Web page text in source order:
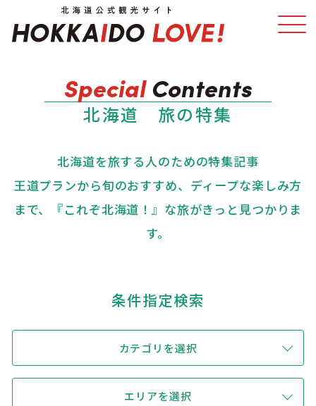
特集 スポット・体験
モデルコース エリアガイド
グルメ 旅の予約
北海道はやわかり
旅のテーマで探す
北海道 旅の特集
北海道を旅する人のための特集記事
王道プランから旬のおすすめ、ディープな楽しみ方
まで、『これぞ北海道！』な旅がきっと見つかりま
す。
条件指定検索
カテゴリを選択
エリアを選択